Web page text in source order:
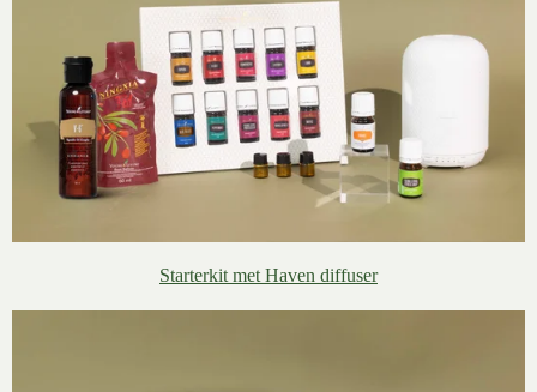
Starterkit met Haven diffuser